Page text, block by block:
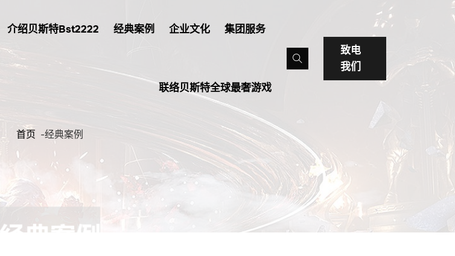
介绍贝斯特bst2222 经典案例 企业文化 集团服务
联络贝斯特全球最奢游戏
致电
我们
首页 -经典案例